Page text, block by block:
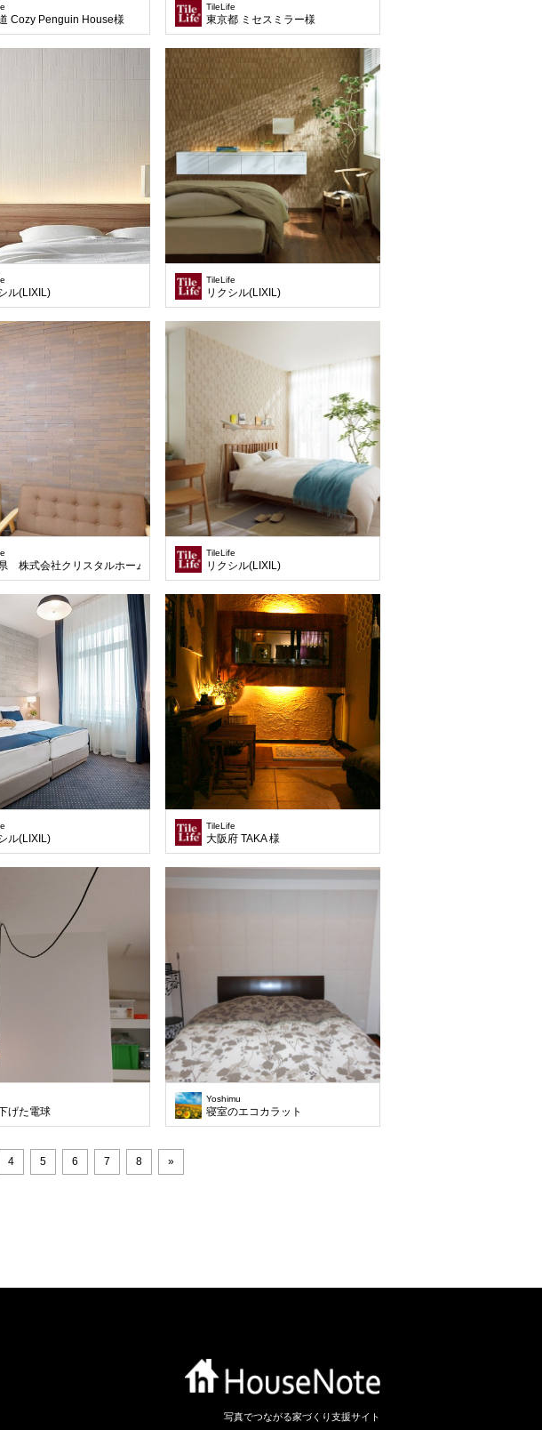
Cozy Penguin House様
TileLife
東京都 ミセスミラー様
ル(LIXIL)
TileLife
リクシル(LIXIL)
株式会社クリスタルホーム様
TileLife
リクシル(LIXIL)
ル(LIXIL)
TileLife
大阪府 TAKA 様
げた電球
Yoshimu
寝室のエコカラット
4 5 6 7 8 »
写真でつながる家づくり支援サイト